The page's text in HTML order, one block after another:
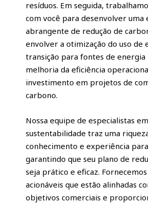
resíduos. Em seguida,
com você para desenvolver uma
abrangente de redução de
envolver a otimização do uso de
transição para fontes de energia
melhoria da eficiência
investimento em projetos de
carbono.
Nossa equipe de especialistas em
sustentabilidade traz uma
conhecimento e experiência
garantindo que seu plano de
seja prático e eficaz.
acionáveis que estão alinhadas
objetivos comerciais e